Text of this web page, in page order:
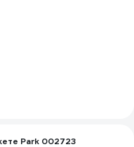
Park 002723